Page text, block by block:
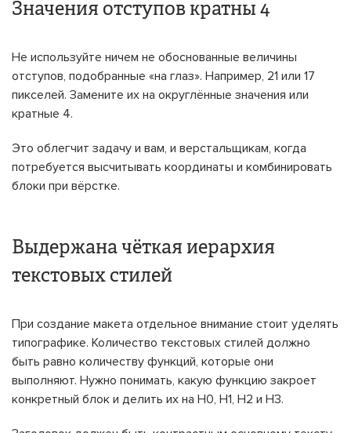
Значения отступов кратны 4
Не используйте ничем не обоснованные величины
отступов, подобранные «на глаз». Например, 21 или 17
пикселей. Замените их на округлённые значения или
кратные 4.
Это облегчит задачу и вам, и верстальщикам, когда
потребуется высчитывать координаты и комбинировать
блоки при вёрстке.
Выдержана чёткая иерархия
текстовых стилей
При создание макета отдельное внимание стоит уделять
типографике. Количество текстовых стилей должно
быть равно количеству функций, которые они
выполняют. Нужно понимать, какую функцию закроет
конкретный блок и делить их на H0, H1, H2 и H3.